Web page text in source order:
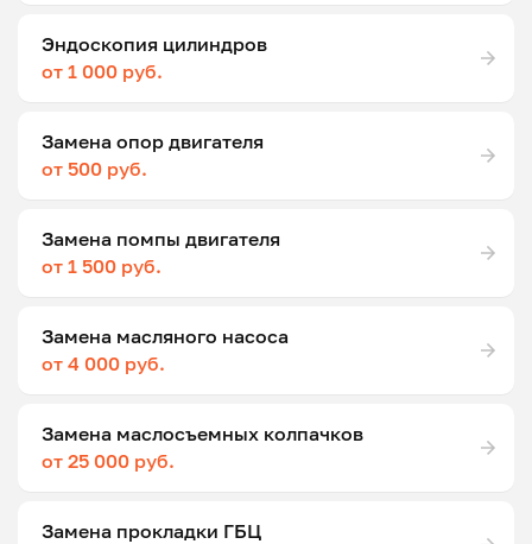
Эндоскопия цилиндров
от 1 000 руб.
Замена опор двигателя
от 500 руб.
Замена помпы двигателя
от 1 500 руб.
Замена масляного насоса
от 4 000 руб.
Замена маслосъемных колпачков
от 25 000 руб.
Замена прокладки ГБЦ